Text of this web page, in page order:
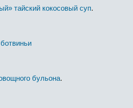
тайский кокосовый суп.
бульона.